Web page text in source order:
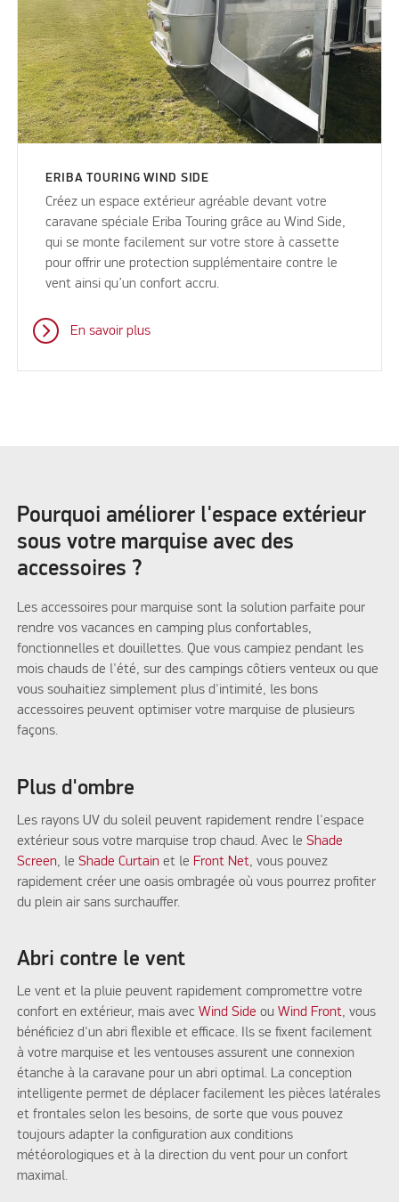
ERIBA TOURING WIND SIDE
Créez un espace extérieur agréable devant votre
caravane spéciale Eriba Touring grâce au Wind Side,
qui se monte facilement sur votre store à cassette
pour offrir une protection supplémentaire contre le
vent ainsi qu’un confort accru.
En savoir plus
Pourquoi améliorer l'espace extérieur
sous votre marquise avec des
accessoires ?
Les accessoires pour marquise sont la solution parfaite pour
rendre vos vacances en camping plus confortables,
fonctionnelles et douillettes. Que vous campiez pendant les
mois chauds de l'été, sur des campings côtiers venteux ou que
vous souhaitiez simplement plus d'intimité, les bons
accessoires peuvent optimiser votre marquise de plusieurs
façons.
Plus d'ombre
Les rayons UV du soleil peuvent rapidement rendre l'espace
extérieur sous votre marquise trop chaud. Avec leShade
Screen, leShade Curtain et le Front Net, vous pouvez
rapidement créer une oasis ombragée où vous pourrez profiter
du plein air sans surchauffer.
Abri contre le vent
Le vent et la pluie peuvent rapidement compromettre votre
confort en extérieur, mais avecWind Side ouWind Front, vous
bénéficiez d'un abri flexible et efficace. Ils se fixent facilement
à votre marquise et les ventouses assurent une connexion
étanche à la caravane pour un abri optimal. La conception
intelligente permet de déplacer facilement les pièces latérales
et frontales selon les besoins, de sorte que vous pouvez
toujours adapter la configuration aux conditions
météorologiques et à la direction du vent pour un confort
maximal.